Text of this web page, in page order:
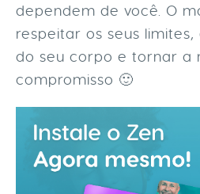
dependem de você. O
respeitar os seus
do seu corpo e tornar a
compromisso 🙂